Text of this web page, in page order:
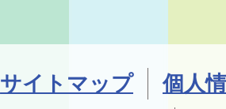
サイトマップ
個人